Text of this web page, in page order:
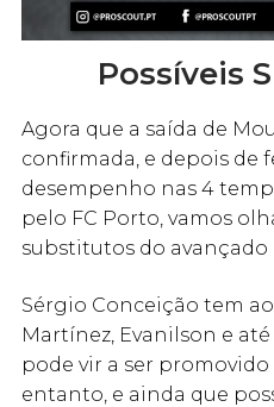
Possíveis
Agora que a saída de
confirmada, e depois de
desempenho nas 4
pelo FC Porto, vamos
substitutos do avançado
Sérgio Conceição tem
Martínez, Evanilson e
pode vir a ser promovido
entanto, e ainda que